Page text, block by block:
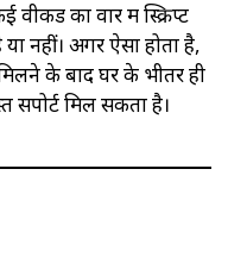
का वार में स्क्रिप्ट
नहीं। अगर ऐसा होता है,
के बाद घर के भीतर ही
सपोर्ट मिल सकता है।